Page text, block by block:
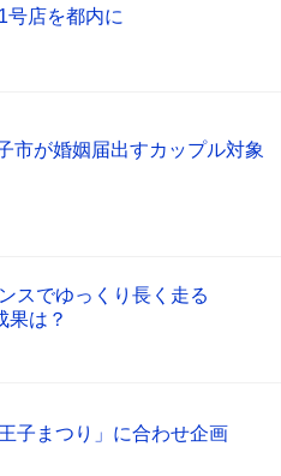
号店を都内に
市が婚姻届出すカップル対象
スでゆっくり長く走る
果は？
子まつり」に合わせ企画